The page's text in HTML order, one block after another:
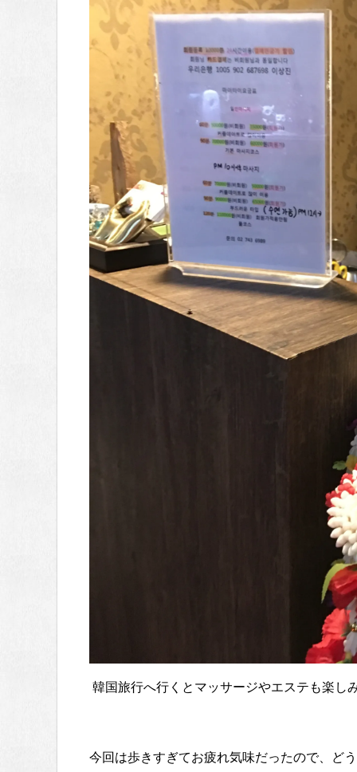
韓国旅行へ行くとマッサージやエステも楽し
今回は歩きすぎてお疲れ気味だったので、ど